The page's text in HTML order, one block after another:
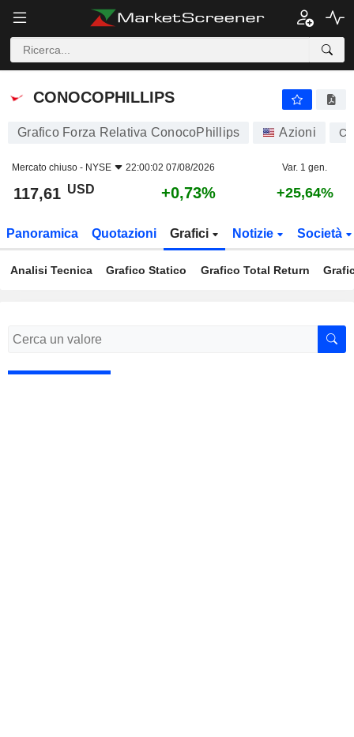
CONOCOPHILLIPS
CONOCOPHILLIPS
Grafico Forza Relativa ConocoPhillips Azioni
Mercato chiuso - NYSE 22:00:02 07/08/2026 Var. 1 gen.
117,61 USD +0,73% +25,64%
Panoramica Quotazioni Grafici Notizie Società
Analisi Tecnica Grafico Statico Grafico Total Return